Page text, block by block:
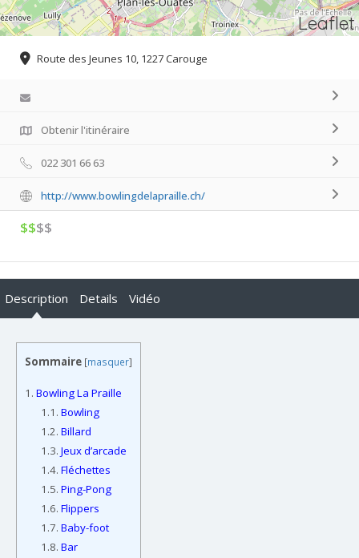
Leaflet
Route des Jeunes 10, 1227 Carouge
Obtenir l'itinéraire
022 301 66 63
http://www.bowlingdelapraille.ch/
$$$$
Description Details Vidéo
Sommaire [masquer]
1. Bowling La Praille
1.1. Bowling
1.2. Billard
1.3. Jeux d’arcade
1.4. Fléchettes
1.5. Ping-Pong
1.6. Flippers
1.7. Baby-foot
1.8. Bar